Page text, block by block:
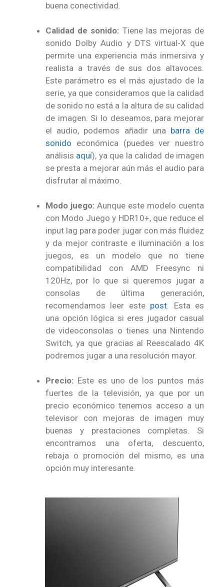
buena conectividad.
Calidad de sonido: Tiene las mejoras de
sonido Dolby Audio y DTS virtual-X que
permite una experiencia más inmersiva y
realista a través de sus dos altavoces.
Este parámetro es el más ajustado de la
serie, ya que consideramos que la calidad
de sonido no está a la altura de su calidad
de imagen. Si lo deseamos, para mejorar
el audio, podemos añadir una barra de
sonido económica (puedes ver nuestro
análisis aquí), ya que la calidad de imagen
se presta a mejorar aún más el audio para
disfrutar al máximo.
Modo juego: Aunque este modelo cuenta
con Modo Juego y HDR10+, que reduce el
input lag para poder jugar con más fluidez
y da mejor contraste e iluminación a los
juegos, es un modelo que no tiene
compatibilidad con AMD Freesync ni
120Hz, por lo que si queremos jugar a
consolas de última generación,
recomendamos leer este post. Esta es
una opción lógica si eres jugador casual
de videoconsolas o tienes una Nintendo
Switch, ya que gracias al Reescalado 4K
podremos jugar a una resolución mayor.
Precio: Este es uno de los puntos más
fuertes de la televisión, ya que por un
precio económico tenemos acceso a un
televisor con mejoras de imagen muy
buenas y prestaciones completas. Si
encontramos una oferta, descuento,
rebaja o promoción del mismo, es una
opción muy interesante.